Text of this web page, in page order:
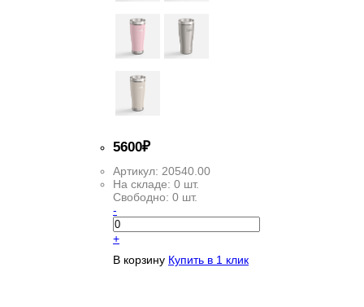
5600₽
Артикул: 20540.00
На складе: 0 шт.
Свободно: 0 шт.
-
+
В корзину Купить в 1 клик